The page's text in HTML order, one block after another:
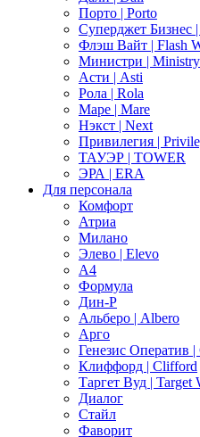
Порто | Porto
Суперджет Бизнес
Флэш Вайт | Flash
Министри | Ministry
Асти | Asti
Рола | Rola
Маре | Mare
Нэкст | Next
Привилегия |
ТАУЭР | TOWER
ЭРА | ERA
Для персонала
Комфорт
Атриа
Милано
Элево | Elevo
А4
Формула
Дин-Р
Альберо | Albero
Арго
Генезис Оператив |
Клиффорд | Clifford
Таргет Вуд | Target
Диалог
Стайл
Фаворит